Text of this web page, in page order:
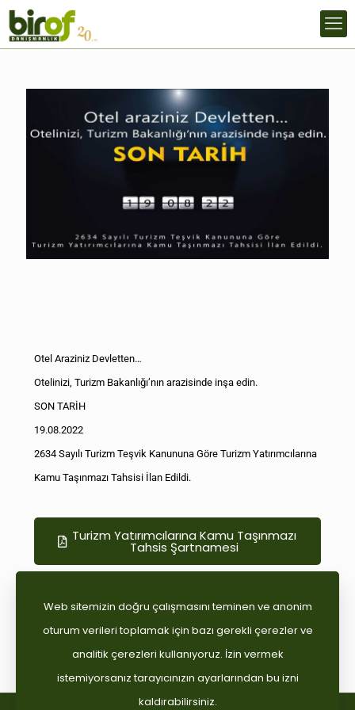
Otel Araziniz Devletten…
Otelinizi, Turizm Bakanlığı’nın arazisinde inşa edin.
SON TARİH
19.08.2022
2634 Sayılı Turizm Teşvik Kanununa Göre Turizm Yatırımcılarına
Kamu Taşınmazı Tahsisi İlan Edildi.
Turizm Yatırımcılarına Kamu Taşınmazı
Tahsis Şartnamesi
Web sitemizin doğru çalışmasını teminen ve anonim
oturum verileri toplamak için bazı gerekli çerezler ve
analitik çerezleri kullanıyoruz. İzin vermek
istemiyorsanız tarayıcınızın ayarlarından bu izni
kaldırabilirsiniz.